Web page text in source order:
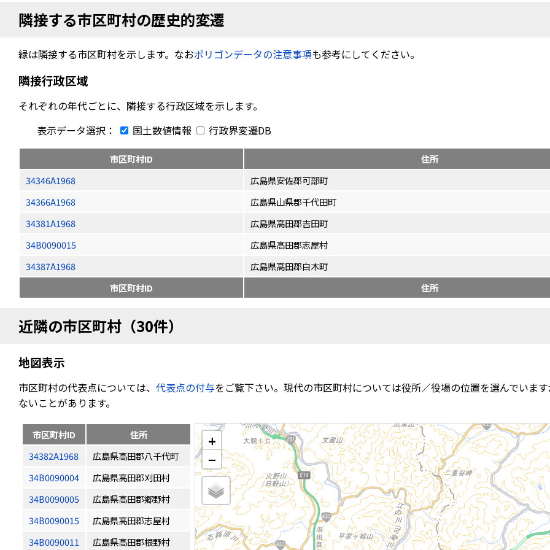
隣接する市区町村の歴史的変遷
緑は隣接する市区町村を示します。なおポリゴンデータの注意事項も参考にしてください。
隣接行政区域
それぞれの年代ごとに、隣接する行政区域を示します。
表示データ選択：
国土数値情報 行政界変遷DB
市区町村ID 住所
34346A1968
広島県安佐郡可部町
34366A1968
広島県山県郡千代田町
34381A1968
広島県高田郡吉田町
34B0090015
広島県高田郡志屋村
34387A1968
広島県高田郡白木町
市区町村ID
住所
近隣の市区町村（30件）
地図表示
市区町村の代表点については、 代表点の付与をご覧下さい。現代の市区町村については役所／役場の位置を選んでいま
ないことがあります。
市区町村ID
住所
34382A1968
広島県高田郡八千代町
34B0090004
広島県高田郡刈田村
34B0090005
広島県高田郡郷野村
34B0090015
広島県高田郡志屋村
34B0090011
広島県高田郡根野村
+
−